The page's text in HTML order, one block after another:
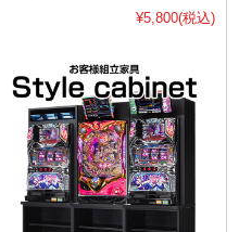
¥5,800(税込)